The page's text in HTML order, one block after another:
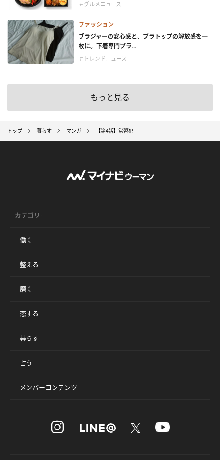
＃グルメニュース
ファッション
ブラジャーの安心感と、ブラトップの解放感を一
枚に。下着専門ブラ...
＃トレンドニュース
もっと見る
トップ 暮らす マンガ 【第4話】常習犯
カテゴリー
働く
整える
磨く
恋する
暮らす
占う
メンバーコンテンツ